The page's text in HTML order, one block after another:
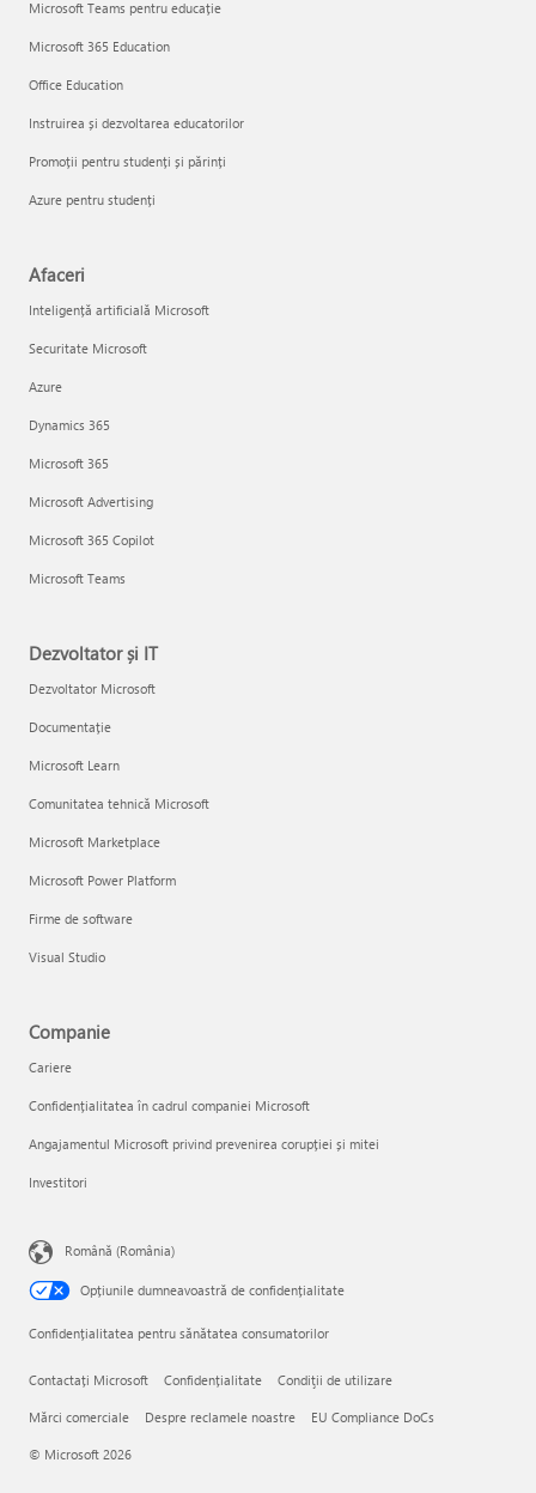
Microsoft Teams pentru educație
Microsoft 365 Education
Office Education
Instruirea și dezvoltarea educatorilor
Promoții pentru studenți și părinți
Azure pentru studenți
Afaceri
Inteligență artificială Microsoft
Securitate Microsoft
Azure
Dynamics 365
Microsoft 365
Microsoft Advertising
Microsoft 365 Copilot
Microsoft Teams
Dezvoltator și IT
Dezvoltator Microsoft
Documentație
Microsoft Learn
Comunitatea tehnică Microsoft
Microsoft Marketplace
Microsoft Power Platform
Firme de software
Visual Studio
Companie
Cariere
Confidențialitatea în cadrul companiei Microsoft
Angajamentul Microsoft privind prevenirea corupției și mitei
Investitori
Română (România)
Opțiunile dumneavoastră de confidențialitate
Confidențialitatea pentru sănătatea consumatorilor
Contactați Microsoft Confidențialitate Condiţii de utilizare
Mărci comerciale Despre reclamele noastre EU Compliance DoCs
© Microsoft 2026